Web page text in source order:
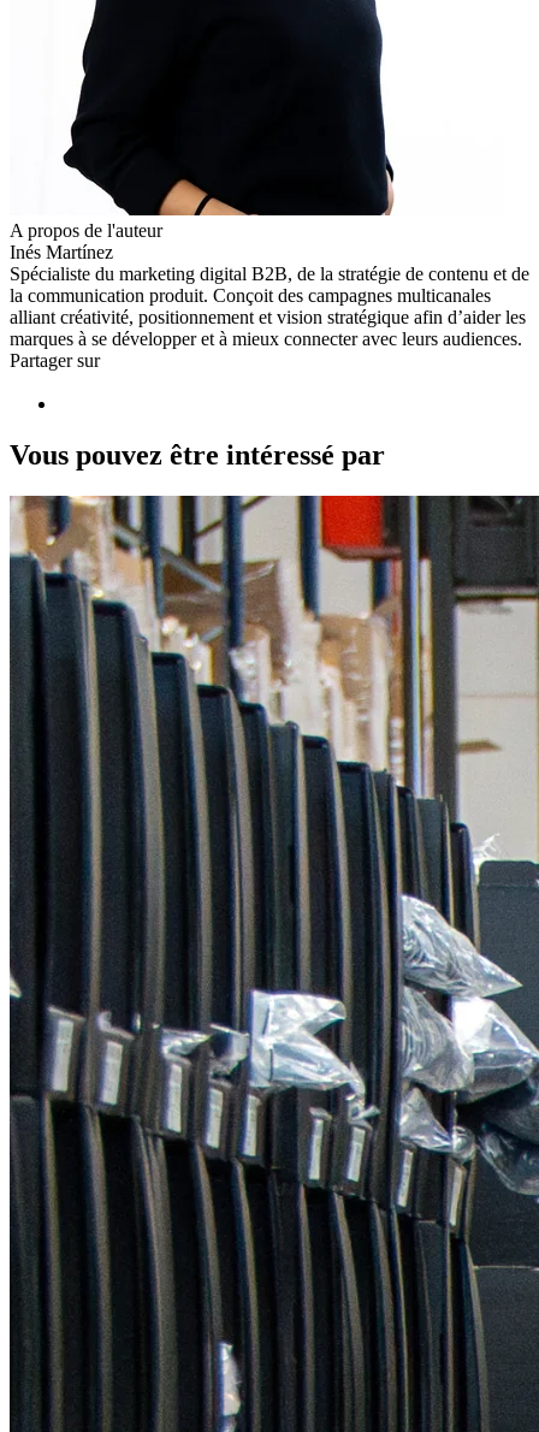
A propos de l'auteur
Inés Martínez
Spécialiste du marketing digital B2B, de la stratégie de contenu et de
la communication produit. Conçoit des campagnes multicanales
alliant créativité, positionnement et vision stratégique afin d’aider les
marques à se développer et à mieux connecter avec leurs audiences.
Partager sur
Vous pouvez être intéressé par